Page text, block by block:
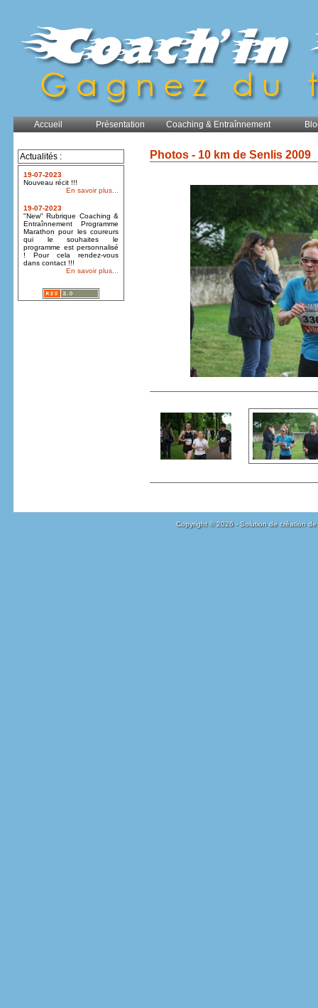
Accueil Présentation Coaching & Entraînnement
Actualités :
19-07-2023
Nouveau récit !!!
En savoir plus...
19-07-2023
"New" Rubrique Coaching &
Entraînnement Programme
Marathon pour les coureurs
qui le souhaites le
programme est personnalisé
! Pour cela rendez-vous
dans contact !!!
En savoir plus...
Photos - 10 km de Senlis 2009
Copyright © 2026 - Solution de création